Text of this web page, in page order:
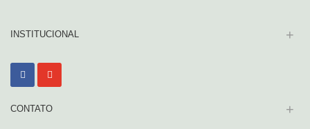
INSTITUCIONAL +
CONTATO +